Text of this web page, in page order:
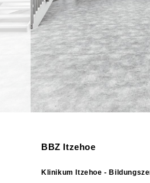
BBZ Itzehoe
Klinikum Itzehoe -